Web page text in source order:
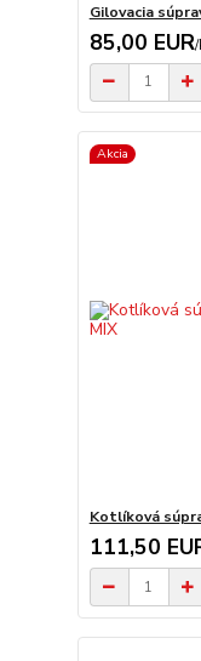
Gilovacia
85,00 EUR/
Akcia
Kotlíková
111,50